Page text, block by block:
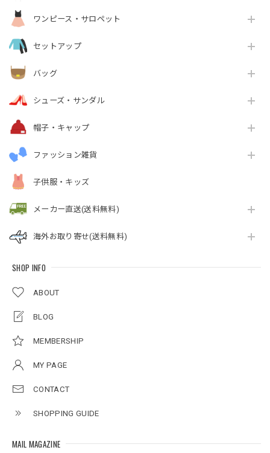
ワンピース・サロペット
セットアップ
バッグ
シューズ・サンダル
帽子・キャップ
ファッション雑貨
子供服・キッズ
メーカー直送(送料無料)
海外お取り寄せ(送料無料)
SHOP INFO
ABOUT
BLOG
MEMBERSHIP
MY PAGE
CONTACT
SHOPPING GUIDE
MAIL MAGAZINE